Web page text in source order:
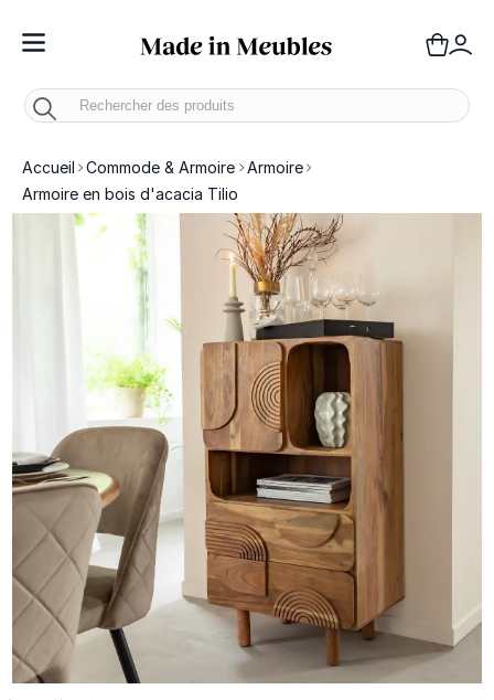
Toggle Nav
Accueil Commode & Armoire
Armoire
Armoire en bois d'acacia Tilio